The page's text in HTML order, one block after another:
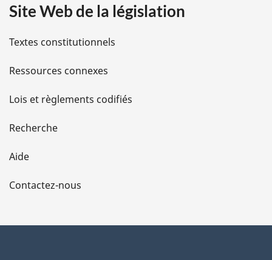
i
l
s
d
e
l
a
Site Web de la législation
Textes constitutionnels
Ressources connexes
Lois et règlements codifiés
Recherche
Aide
Contactez-nous